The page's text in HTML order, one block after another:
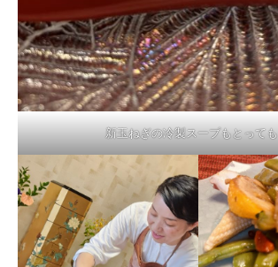
新玉ねぎの冷製スープもとっても